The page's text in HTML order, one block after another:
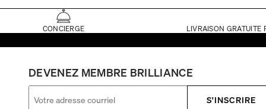
CONCIERGE LIVRAISON GRATUITE
DEVENEZ MEMBRE BRILLIANCE
S'INSCRIRE